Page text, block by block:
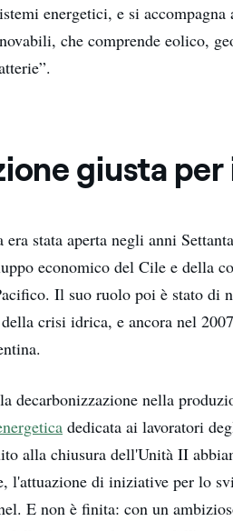
energetici, e si
che comprende eolico,
giusta
stata aperta negli anni
economico del Cile e della
Il suo ruolo poi è stato di
crisi idrica, e ancora nel
decarbonizzazione nella
dedicata ai lavoratori
alla chiusura dell'Unità II
l'attuazione di iniziative per lo
E non è finita: con un